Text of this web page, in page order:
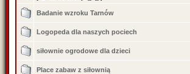
Badanie wzroku Tarnów
Logopeda dla naszych pociech
siłownie ogrodowe dla dzieci
Place zabaw z siłownią